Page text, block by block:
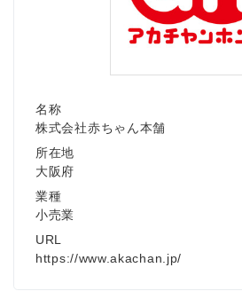
名称
株式会社赤ちゃん本舗
所在地
大阪府
業種
小売業
URL
https://www.akachan.jp/